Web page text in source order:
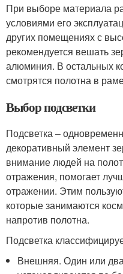
При выборе материала
условиями его
других помещениях с
рекомендуется вешать
алюминия. В остальных
смотрятся полотна в
Выбор подсветки
Подсветка –
декоративный элемент
внимание людей на
отражения, помогает
отражении. Этим
которые занимаются
напротив полотна.
Подсветка
Внешняя. Один или